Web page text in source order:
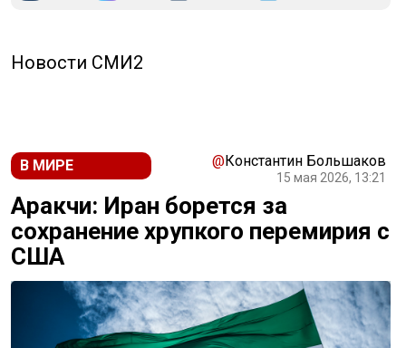
Новости СМИ2
В МИРЕ @Константин Большаков
15 мая 2026, 13:21
Аракчи: Иран борется за
сохранение хрупкого перемирия с
США